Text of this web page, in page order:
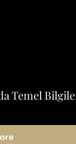
Temel